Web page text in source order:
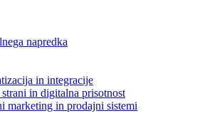
napredka
in integracije
strani in digitalna prisotnost
marketing in prodajni sistemi